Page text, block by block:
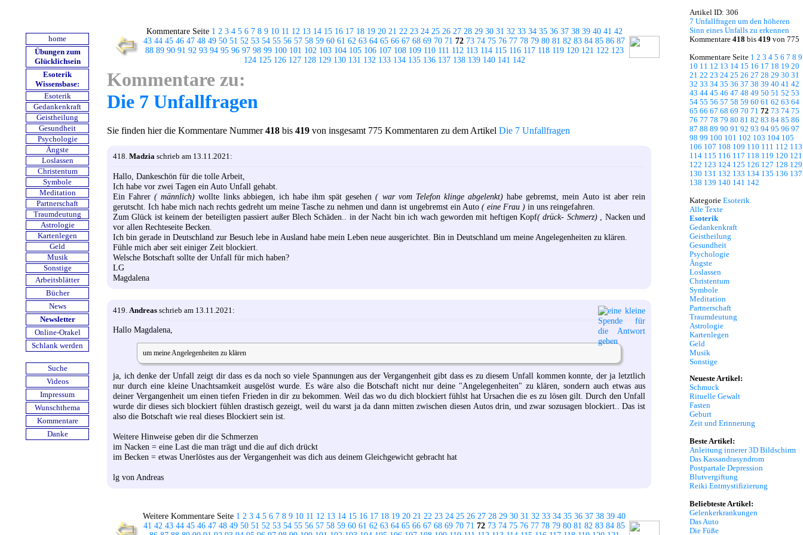
home
Übungen zum
Glücklichsein
Esoterik
Wissensbase:
Esoterik
Gedankenkraft
Geistheilung
Gesundheit
Psychologie
Ängste
Loslassen
Christentum
Symbole
Meditation
Partnerschaft
Traumdeutung
Astrologie
Kartenlegen
Geld
Musik
Sonstige
Arbeits­blätter
Bücher
News
Newsletter
Online-Orakel
Schlank werden
Suche
Videos
Impressum
Wunschthema
Kommentare
Danke
Kommentare Seite 1 2 3 4 5 6 7 8 9 10 11 12 13 14 15 16 17 18 19 20 21 22 23 24 25 26 27 28 29 30 31 32 33 34 35 36 37 38 39 40 41 42
43 44 45 46 47 48 49 50 51 52 53 54 55 56 57 58 59 60 61 62 63 64 65 66 67 68 69 70 71 72 73 74 75 76 77 78 79 80 81 82 83 84 85 86 87
88 89 90 91 92 93 94 95 96 97 98 99 100 101 102 103 104 105 106 107 108 109 110 111 112 113 114 115 116 117 118 119 120 121 122 123
124 125 126 127 128 129 130 131 132 133 134 135 136 137 138 139 140 141 142
Kommentare zu:
Die 7 Unfallfragen
Sie finden hier die Kommentare Nummer418 bis 419 von insgesamt 775 Kommentaren zu dem Artikel Die 7 Unfallfragen
418. Madzia schrieb am 13.11.2021:
Hallo, Dankeschön für die tolle Arbeit,
Ich habe vor zwei Tagen ein Auto Unfall gehabt.
Ein Fahrer( männlich) wollte links abbiegen, ich habe ihm spät gesehen( war vom Telefon klinge abgelenkt) habe gebremst, mein Auto ist aber rein
gerutscht. Ich habe mich nach rechts gedreht um meine Tasche zu nehmen und dann ist ungebremst ein Auto ( eine Frau ) in uns reingefahren.
Zum Glück ist keinem der beteiligten passiert außer Blech Schäden.. in der Nacht bin ich wach geworden mit heftigen Kopf( drück- Schmerz), Nacken und
vor allen Rechteseite Becken.
Ich bin gerade in Deutschland zur Besuch lebe in Ausland habe mein Leben neue ausgerichtet. Bin in Deutschland um meine Angelegenheiten zu klären.
Fühle mich aber seit einiger Zeit blockiert.
Welsche Botschaft sollte der Unfall für mich haben?
LG
Magdalena
419. Andreas schrieb am 13.11.2021:
Hallo Magdalena,
um meine Angelegenheiten zu klären
ja, ich denke der Unfall zeigt dir dass es da noch so viele Spannungen aus der Vergangenheit gibt dass es zu diesem Unfall kommen konnte, der ja letztlich
nur durch eine kleine Unachtsamkeit ausgelöst wurde. Es wäre also die Botschaft nicht nur deine "Angelegenheiten" zu klären, sondern auch etwas aus
deiner Vergangenheit um einen tiefen Frieden in dir zu bekommen. Weil das wo du dich blockiert fühlst hat Ursachen die es zu lösen gilt. Durch den Unfall
wurde dir dieses sich blockiert fühlen drastisch gezeigt, weil du warst ja da dann mitten zwischen diesen Autos drin, und zwar sozusagen blockiert.. Das ist
also die Botschaft wie real dieses Blockiert sein ist.
Weitere Hinweise geben dir die Schmerzen
im Nacken = eine Last die man trägt und die auf dich drückt
im Becken = etwas Unerlöstes aus der Vergangenheit was dich aus deinem Gleichgewicht gebracht hat
lg von Andreas
Weitere Kommentare Seite 1 2 3 4 5 6 7 8 9 10 11 12 13 14 15 16 17 18 19 20 21 22 23 24 25 26 27 28 29 30 31 32 33 34 35 36 37 38 39 40
41 42 43 44 45 46 47 48 49 50 51 52 53 54 55 56 57 58 59 60 61 62 63 64 65 66 67 68 69 70 71 72 73 74 75 76 77 78 79 80 81 82 83 84 85
Artikel ID: 306
7 Unfallfragen um den höheren
Sinn eines Unfalls zu erkennen
Kommentare 418 bis 419 von 775
Kommentare Seite 1 2 3 4 5 6 7 8 9
10 11 12 13 14 15 16 17 18 19 20
21 22 23 24 25 26 27 28 29 30 31
32 33 34 35 36 37 38 39 40 41 42
43 44 45 46 47 48 49 50 51 52 53
54 55 56 57 58 59 60 61 62 63 64
65 66 67 68 69 70 71 72 73 74 75
76 77 78 79 80 81 82 83 84 85 86
87 88 89 90 91 92 93 94 95 96 97
98 99 100 101 102 103 104 105
106 107 108 109 110 111 112 113
114 115 116 117 118 119 120 121
122 123 124 125 126 127 128 129
130 131 132 133 134 135 136 137
138 139 140 141 142
Kategorie Esoterik
Alle Texte
Esoterik
Gedankenkraft
Geistheilung
Gesundheit
Psychologie
Ängste
Loslassen
Christentum
Symbole
Meditation
Partnerschaft
Traumdeutung
Astrologie
Kartenlegen
Geld
Musik
Sonstige
Neueste Artikel:
Schmuck
Rituelle Gewalt
Fasten
Geburt
Zeit und Erinnerung
Beste Artikel:
Anleitung innerer 3D Bildschirm
Das Kassandrasyndrom
Postpartale Depression
Blutvergiftung
Reiki Entmystifizierung
Beliebteste Artikel:
Gelenkerkrankungen
Das Auto
Die Füße